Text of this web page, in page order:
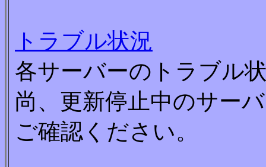
トラブル状況
各サーバーのトラブル
尚、更新停止中のサー
ご確認ください。